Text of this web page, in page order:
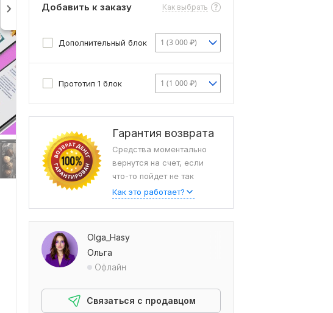
Добавить к заказу Как выбрать
Дополнительный блок 1 (3 000 ₽)
Прототип 1 блок 1 (1 000 ₽)
Гарантия возврата
Средства моментально
вернутся на счет, если
что-то пойдет не так
Как это работает?
Olga_Hasy
Ольга
Офлайн
Связаться с продавцом